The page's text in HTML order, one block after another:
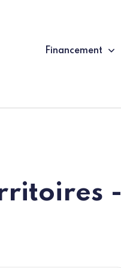
Financement
-